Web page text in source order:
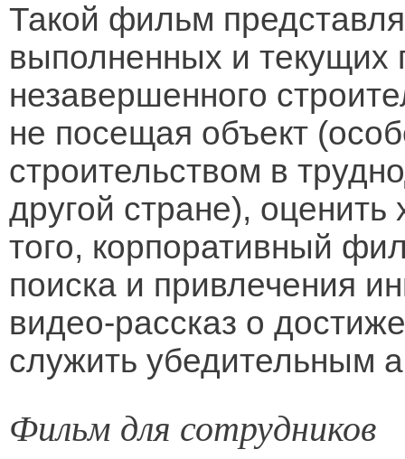
Такой фильм
выполненных и текущих
незавершенного
не посещая объект
строительством в
другой стране),
того, корпоративный
поиска и привлечения
видео-рассказ о
служить убедительным
Фильм для сотрудников